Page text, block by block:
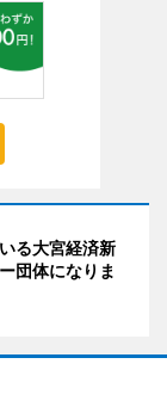
る大宮経済新
団体になりま